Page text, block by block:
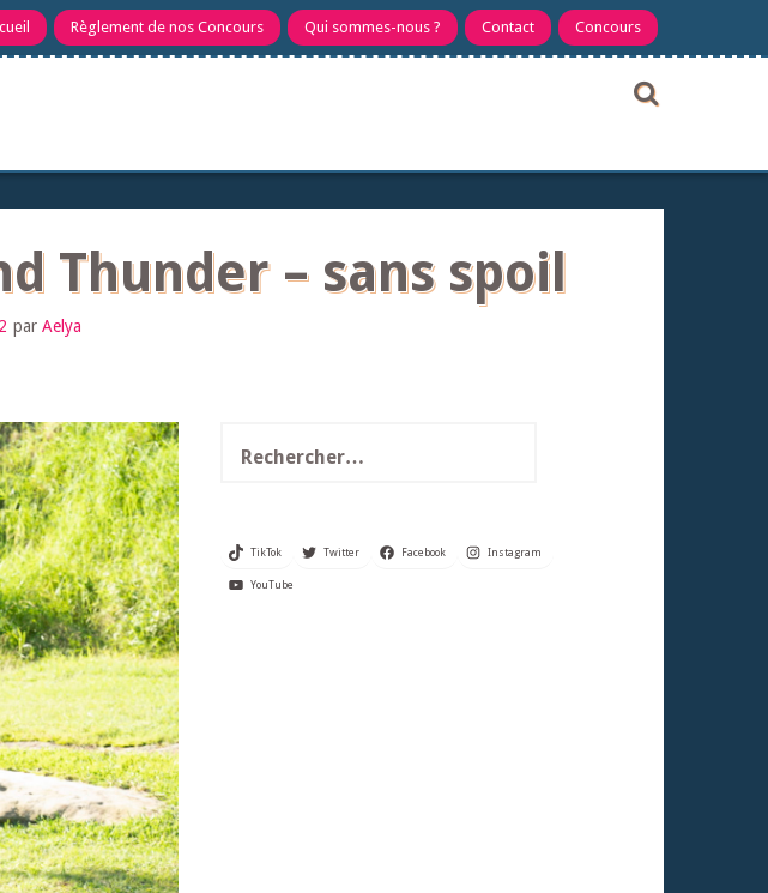
Règlement de nos Concours Qui sommes-nous ? Contact Concours
Thunder – sans spoil
par Aelya
TikTok Twitter Facebook Instagram
YouTube